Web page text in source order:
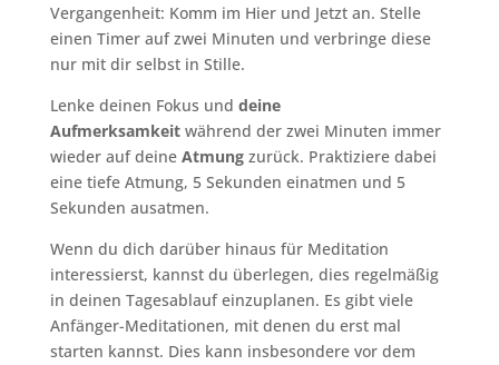
Vergangenheit: Komm im Hier und Jetzt an. Stelle
einen Timer auf zwei Minuten und verbringe diese
nur mit dir selbst in Stille.
Lenke deinen Fokus und deine
Aufmerksamkeitwährend der zwei Minuten immer
wieder auf deine Atmungzurück. Praktiziere dabei
eine tiefe Atmung, 5 Sekunden einatmen und 5
Sekunden ausatmen.
Wenn du dich darüber hinaus für Meditation
interessierst, kannst du überlegen, dies regelmäßig
in deinen Tagesablauf einzuplanen. Es gibt viele
Anfänger-Meditationen, mit denen du erst mal
starten kannst. Dies kann insbesondere vor dem